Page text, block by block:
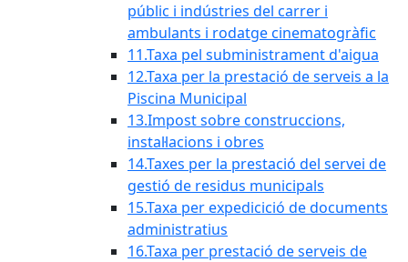
públic i indústries del carrer i
ambulants i rodatge cinematogràfic
11.Taxa pel subministrament d'aigua
12.Taxa per la prestació de serveis a la
Piscina Municipal
13.Impost sobre construccions,
instal·lacions i obres
14.Taxes per la prestació del servei de
gestió de residus municipals
15.Taxa per expedicició de documents
administratius
16.Taxa per prestació de serveis de